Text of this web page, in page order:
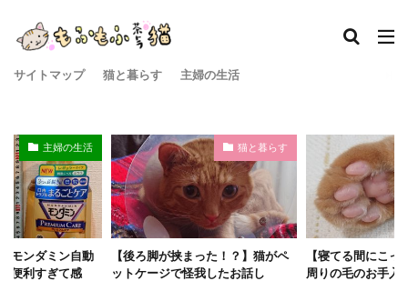
サイトマップ 猫と暮らす 主婦の生活
主婦の生活
モンダミン自動
便利すぎて感
猫と暮らす
【後ろ脚が挟まった！？】猫がペ
ットケージで怪我したお話し
【寝てる間にこ
周りの毛のお手入